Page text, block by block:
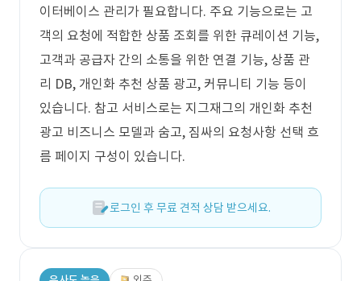
이터베이스 관리가 필요합니다. 주요 기능으로는 고
객의 요청에 적합한 상품 조회를 위한 큐레이션 기능,
고객과 공급자 간의 소통을 위한 연결 기능, 상품 관
리 DB, 개인화 추천 상품 광고, 커뮤니티 기능 등이
있습니다. 참고 서비스로는 지그재그의 개인화 추천
광고 비즈니스 모델과 숨고, 짐싸의 요청사항 선택 흐
름 페이지 구성이 있습니다.
로그인 후 무료 견적 상담 받으세요.